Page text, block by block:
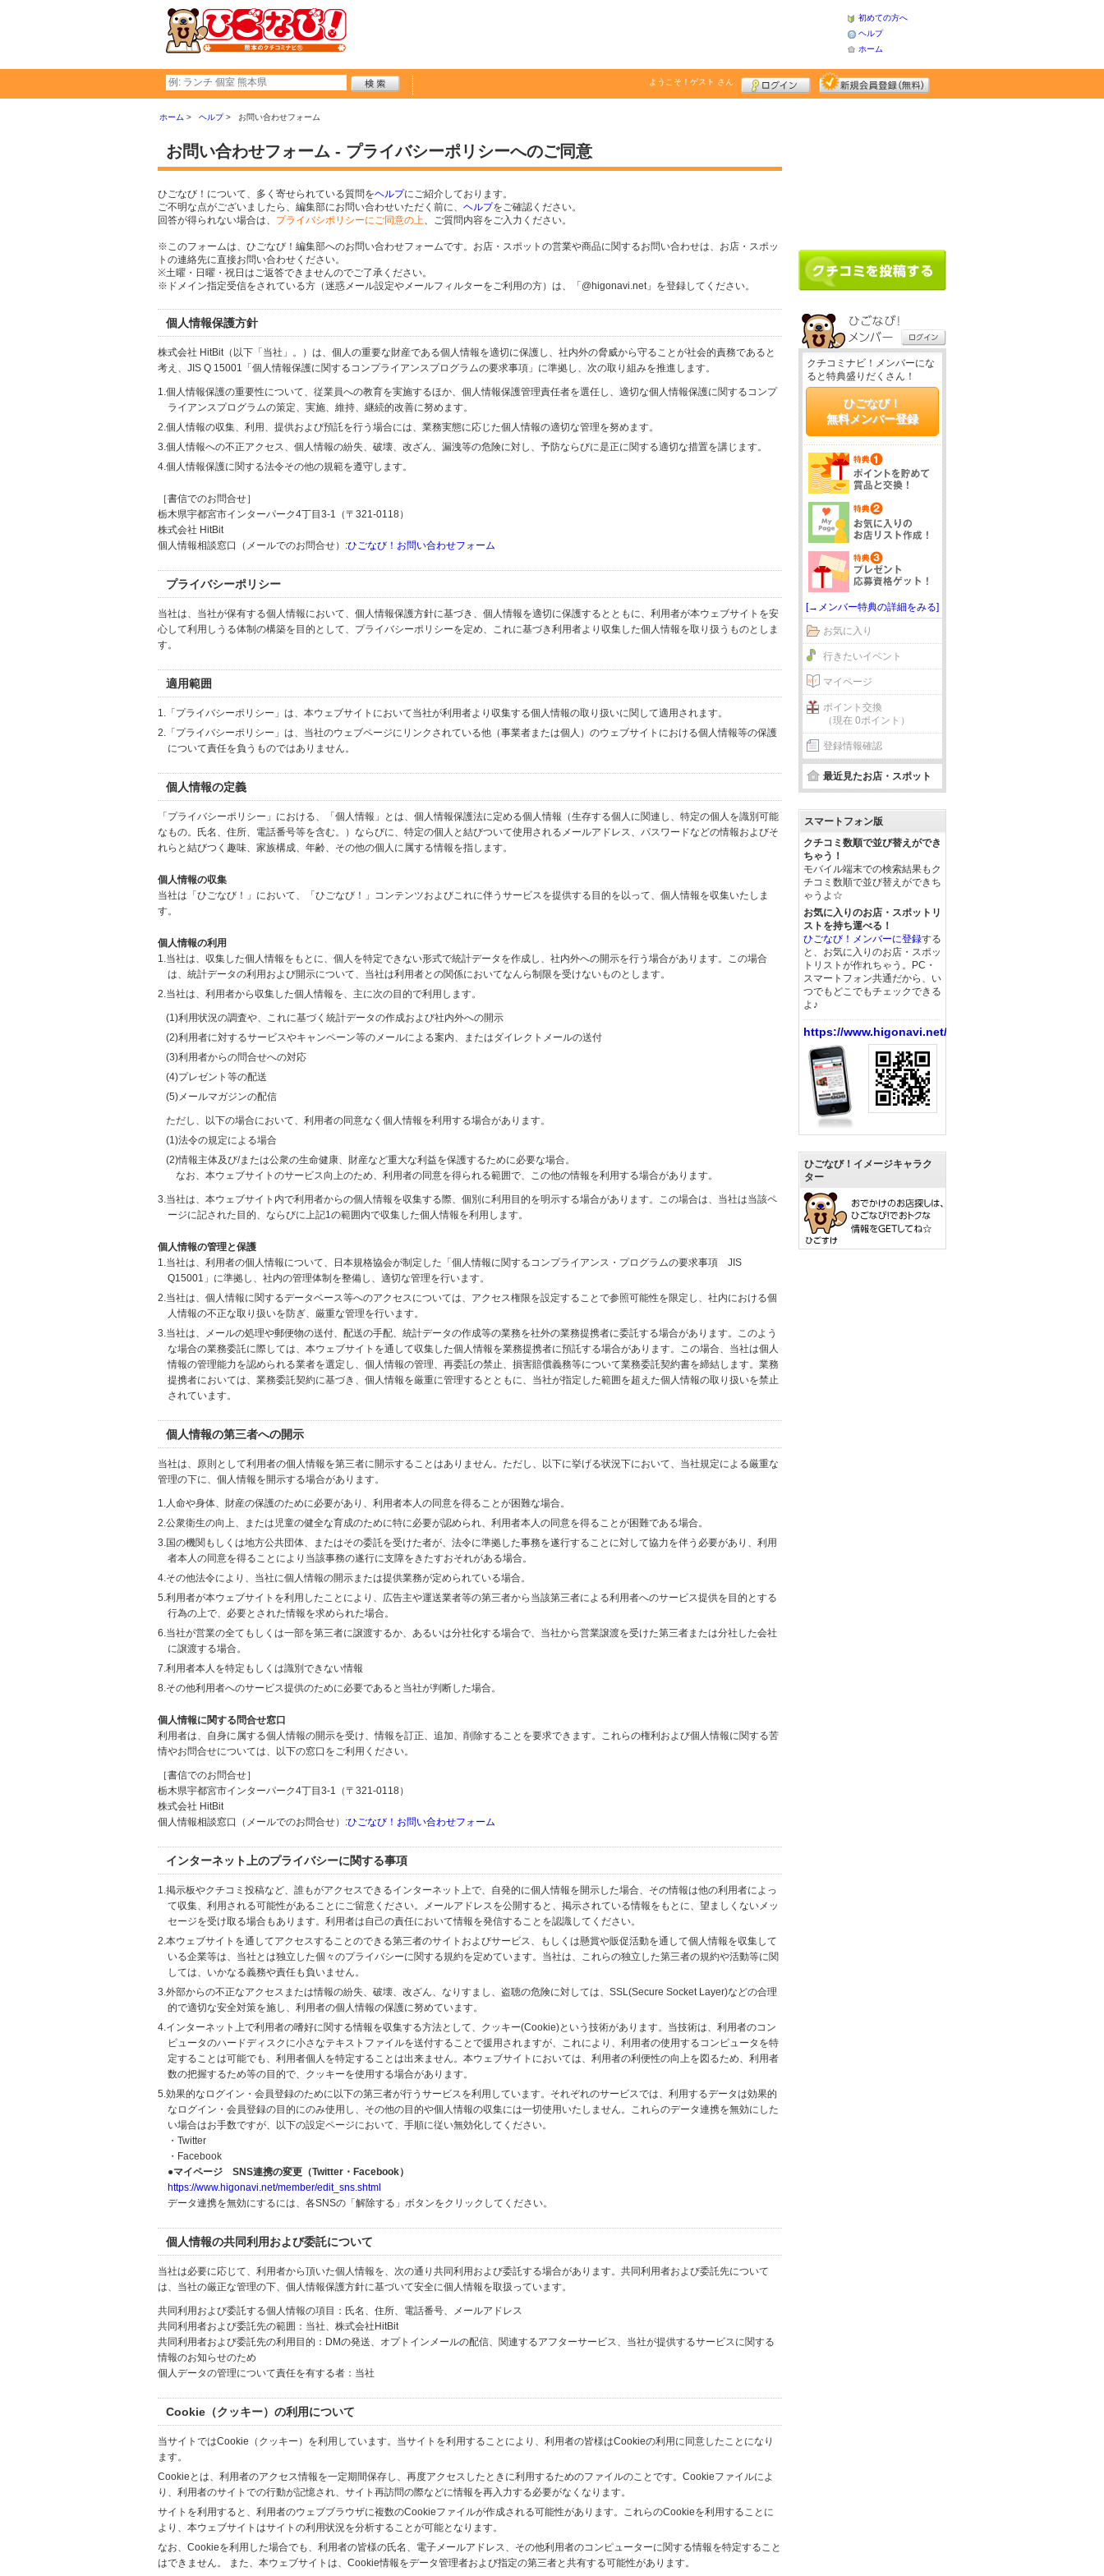
初めての方へ
ヘルプ
ホーム
ようこそ！ ゲスト さん
ホーム ヘルプ お問い合わせフォーム
お問い合わせフォーム - プライバシーポリシーへのご同意
ひごなび！について、多く寄せられている質問をヘルプにご紹介しております。
ご不明な点がございましたら、編集部にお問い合わせいただく前に、 ヘルプをご確認ください。
回答が得られない場合は、 プライバシポリシーにご同意の上、ご質問内容をご入力ください。
※このフォームは、ひごなび！編集部へのお問い合わせフォームです。お店・スポットの営業や商品に関するお問い合わせは、お店・スポッ
トの連絡先に直接お問い合わせください。
※土曜・日曜・祝日はご返答できませんのでご了承ください。
※ドメイン指定受信をされている方（迷惑メール設定やメールフィルターをご利用の方）は、「@higonavi.net」を登録してください。
個人情報保護方針
株式会社 HitBit（以下「当社」。）は、個人の重要な財産である個人情報を適切に保護し、社内外の脅威から守ることが社会的責務であると
考え、JIS Q 15001「個人情報保護に関するコンプライアンスプログラムの要求事項」に準拠し、次の取り組みを推進します。
1.個人情報保護の重要性について、従業員への教育を実施するほか、個人情報保護管理責任者を選任し、適切な個人情報保護に関するコンプ
ライアンスプログラムの策定、実施、維持、継続的改善に努めます。
2.個人情報の収集、利用、提供および預託を行う場合には、業務実態に応じた個人情報の適切な管理を努めます。
3.個人情報への不正アクセス、個人情報の紛失、破壊、改ざん、漏洩等の危険に対し、予防ならびに是正に関する適切な措置を講じます。
4.個人情報保護に関する法令その他の規範を遵守します。
［書信でのお問合せ］
栃木県宇都宮市インターパーク4丁目3-1（〒321-0118）
株式会社 HitBit
個人情報相談窓口（メールでのお問合せ）:ひごなび！お問い合わせフォーム
プライバシーポリシー
当社は、当社が保有する個人情報において、個人情報保護方針に基づき、個人情報を適切に保護するとともに、利用者が本ウェブサイトを安
心して利用しうる体制の構築を目的として、プライバシーポリシーを定め、これに基づき利用者より収集した個人情報を取り扱うものとしま
す。
適用範囲
1.「プライバシーポリシー」は、本ウェブサイトにおいて当社が利用者より収集する個人情報の取り扱いに関して適用されます。
2.「プライバシーポリシー」は、当社のウェブページにリンクされている他（事業者または個人）のウェブサイトにおける個人情報等の保護
について責任を負うものではありません。
個人情報の定義
「プライバシーポリシー」における、「個人情報」とは、個人情報保護法に定める個人情報（生存する個人に関連し、特定の個人を識別可能
なもの。氏名、住所、電話番号等を含む。）ならびに、特定の個人と結びついて使用されるメールアドレス、パスワードなどの情報およびそ
れらと結びつく趣味、家族構成、年齢、その他の個人に属する情報を指します。
個人情報の収集
当社は「ひごなび！」において、「ひごなび！」コンテンツおよびこれに伴うサービスを提供する目的を以って、個人情報を収集いたしま
す。
個人情報の利用
1.当社は、収集した個人情報をもとに、個人を特定できない形式で統計データを作成し、社内外への開示を行う場合があります。この場合
は、統計データの利用および開示について、当社は利用者との関係においてなんら制限を受けないものとします。
2.当社は、利用者から収集した個人情報を、主に次の目的で利用します。
(1)利用状況の調査や、これに基づく統計データの作成および社内外への開示
(2)利用者に対するサービスやキャンペーン等のメールによる案内、またはダイレクトメールの送付
(3)利用者からの問合せへの対応
(4)プレゼント等の配送
(5)メールマガジンの配信
ただし、以下の場合において、利用者の同意なく個人情報を利用する場合があります。
(1)法令の規定による場合
(2)情報主体及び/または公衆の生命健康、財産など重大な利益を保護するために必要な場合。
なお、本ウェブサイトのサービス向上のため、利用者の同意を得られる範囲で、この他の情報を利用する場合があります。
3.当社は、本ウェブサイト内で利用者からの個人情報を収集する際、個別に利用目的を明示する場合があります。この場合は、当社は当該ペ
ージに記された目的、ならびに上記1の範囲内で収集した個人情報を利用します。
個人情報の管理と保護
1.当社は、利用者の個人情報について、日本規格協会が制定した「個人情報に関するコンプライアンス・プログラムの要求事項 JIS
Q15001」に準拠し、社内の管理体制を整備し、適切な管理を行います。
2.当社は、個人情報に関するデータベース等へのアクセスについては、アクセス権限を設定することで参照可能性を限定し、社内における個
人情報の不正な取り扱いを防ぎ、厳重な管理を行います。
3.当社は、メールの処理や郵便物の送付、配送の手配、統計データの作成等の業務を社外の業務提携者に委託する場合があります。このよう
な場合の業務委託に際しては、本ウェブサイトを通して収集した個人情報を業務提携者に預託する場合があります。この場合、当社は個人
情報の管理能力を認められる業者を選定し、個人情報の管理、再委託の禁止、損害賠償義務等について業務委託契約書を締結します。業務
提携者においては、業務委託契約に基づき、個人情報を厳重に管理するとともに、当社が指定した範囲を超えた個人情報の取り扱いを禁止
されています。
個人情報の第三者への開示
当社は、原則として利用者の個人情報を第三者に開示することはありません。ただし、以下に挙げる状況下において、当社規定による厳重な
管理の下に、個人情報を開示する場合があります。
1.人命や身体、財産の保護のために必要があり、利用者本人の同意を得ることが困難な場合。
2.公衆衛生の向上、または児童の健全な育成のために特に必要が認められ、利用者本人の同意を得ることが困難である場合。
3.国の機関もしくは地方公共団体、またはその委託を受けた者が、法令に準拠した事務を遂行することに対して協力を伴う必要があり、利用
者本人の同意を得ることにより当該事務の遂行に支障をきたすおそれがある場合。
4.その他法令により、当社に個人情報の開示または提供業務が定められている場合。
5.利用者が本ウェブサイトを利用したことにより、広告主や運送業者等の第三者から当該第三者による利用者へのサービス提供を目的とする
行為の上で、必要とされた情報を求められた場合。
6.当社が営業の全てもしくは一部を第三者に譲渡するか、あるいは分社化する場合で、当社から営業譲渡を受けた第三者または分社した会社
に譲渡する場合。
7.利用者本人を特定もしくは識別できない情報
8.その他利用者へのサービス提供のために必要であると当社が判断した場合。
個人情報に関する問合せ窓口
利用者は、自身に属する個人情報の開示を受け、情報を訂正、追加、削除することを要求できます。これらの権利および個人情報に関する苦
情やお問合せについては、以下の窓口をご利用ください。
［書信でのお問合せ］
栃木県宇都宮市インターパーク4丁目3-1（〒321-0118）
株式会社 HitBit
個人情報相談窓口（メールでのお問合せ）:ひごなび！お問い合わせフォーム
インターネット上のプライバシーに関する事項
1.掲示板やクチコミ投稿など、誰もがアクセスできるインターネット上で、自発的に個人情報を開示した場合、その情報は他の利用者によっ
て収集、利用される可能性があることにご留意ください。メールアドレスを公開すると、掲示されている情報をもとに、望ましくないメッ
セージを受け取る場合もあります。利用者は自己の責任において情報を発信することを認識してください。
2.本ウェブサイトを通してアクセスすることのできる第三者のサイトおよびサービス、もしくは懸賞や販促活動を通して個人情報を収集して
いる企業等は、当社とは独立した個々のプライバシーに関する規約を定めています。当社は、これらの独立した第三者の規約や活動等に関
しては、いかなる義務や責任も負いません。
3.外部からの不正なアクセスまたは情報の紛失、破壊、改ざん、なりすまし、盗聴の危険に対しては、SSL(Secure Socket Layer)などの合理
的で適切な安全対策を施し、利用者の個人情報の保護に努めています。
4.インターネット上で利用者の嗜好に関する情報を収集する方法として、クッキー(Cookie)という技術があります。当技術は、利用者のコン
ピュータのハードディスクに小さなテキストファイルを送付することで援用されますが、これにより、利用者の使用するコンピュータを特
定することは可能でも、利用者個人を特定することは出来ません。本ウェブサイトにおいては、利用者の利便性の向上を図るため、利用者
数の把握するため等の目的で、クッキーを使用する場合があります。
5.効果的なログイン・会員登録のために以下の第三者が行うサービスを利用しています。それぞれのサービスでは、利用するデータは効果的
なログイン・会員登録の目的にのみ使用し、その他の目的や個人情報の収集には一切使用いたしません。これらのデータ連携を無効にした
い場合はお手数ですが、以下の設定ページにおいて、手順に従い無効化してください。
・Twitter
・Facebook
●マイページ SNS連携の変更（Twitter・Facebook）
https://www.higonavi.net/member/edit_sns.shtml
データ連携を無効にするには、各SNSの「解除する」ボタンをクリックしてください。
個人情報の共同利用および委託について
当社は必要に応じて、利用者から頂いた個人情報を、次の通り共同利用および委託する場合があります。共同利用者および委託先について
は、当社の厳正な管理の下、個人情報保護方針に基づいて安全に個人情報を取扱っています。
共同利用および委託する個人情報の項目：氏名、住所、電話番号、メールアドレス
共同利用者および委託先の範囲：当社、株式会社HitBit
共同利用者および委託先の利用目的：DMの発送、オプトインメールの配信、関連するアフターサービス、当社が提供するサービスに関する
情報のお知らせのため
個人データの管理について責任を有する者：当社
Cookie（クッキー）の利用について
当サイトではCookie（クッキー）を利用しています。当サイトを利用することにより、利用者の皆様はCookieの利用に同意したことになり
ます。
Cookieとは、利用者のアクセス情報を一定期間保存し、再度アクセスしたときに利用するためのファイルのことです。Cookieファイルによ
り、利用者のサイトでの行動が記憶され、サイト再訪問の際などに情報を再入力する必要がなくなります。
サイトを利用すると、利用者のウェブブラウザに複数のCookieファイルが作成される可能性があります。これらのCookieを利用することに
より、本ウェブサイトはサイトの利用状況を分析することが可能となります。
なお、Cookieを利用した場合でも、利用者の皆様の氏名、電子メールアドレス、その他利用者のコンピューターに関する情報を特定すること
はできません。 また、本ウェブサイトは、Cookie情報をデータ管理者および指定の第三者と共有する可能性があります。
クチコミナビ！メンバーにな
ると特典盛りだくさん！
ひごなび！
無料メンバー登録
[→メンバー特典の詳細をみる]
お気に入り
行きたいイベント
マイページ
ポイント交換
（現在 0ポイント）
登録情報確認
最近見たお店・スポット
スマートフォン版
クチコミ数順で並び替えができ
ちゃう！
モバイル端末での検索結果もク
チコミ数順で並び替えができち
ゃうよ☆
お気に入りのお店・スポットリ
ストを持ち運べる！
ひごなび！メンバーに登録する
と、お気に入りのお店・スポッ
トリストが作れちゃう。PC・
スマートフォン共通だから、い
つでもどこでもチェックできる
よ♪
https://www.higonavi.net/
ひごなび！イメージキャラク
ター